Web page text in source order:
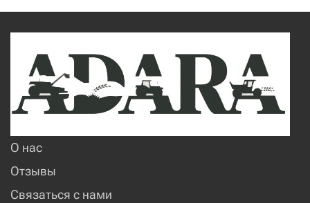
О нас
Отзывы
Связаться с нами